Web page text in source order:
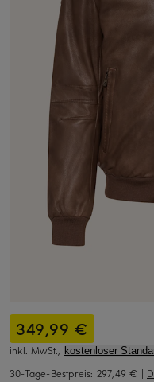
349,99 €
inkl. MwSt., kostenloser
30-Tage-Bestpreis: 297,49 € |